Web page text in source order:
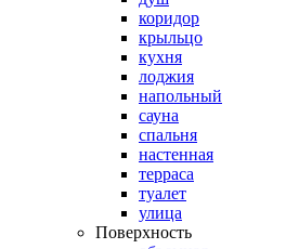
коридор
крыльцо
кухня
лоджия
напольный
сауна
спальня
настенная
терраса
туалет
улица
Поверхность